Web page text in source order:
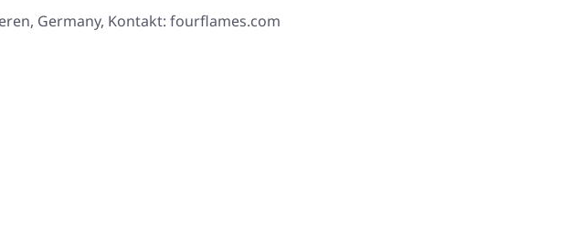
Germany, Kontakt: fourflames.com